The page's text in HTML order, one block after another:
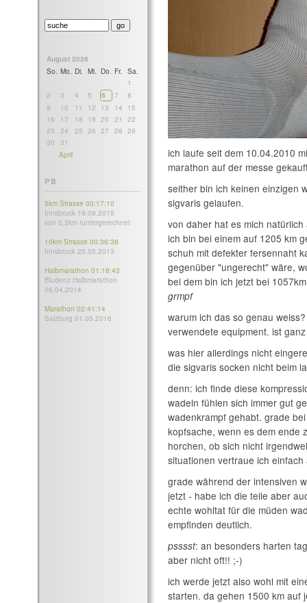
August 2026
So. Mo. Di. Mi. Do. Fr.
Sa.
1
2
3 4 5 6 7
8
9
10 11 12 13 14
15
16
17 18 19 20 21
22
23
24 25 26 27 28 29
30
31
April
PB
5km Strasse 00:17:10
Innsbruck 19.09.2015
von 5,2km runtergerechnet
10km Strasse 00:36:38
Innsbruck 25.05.2013
Halbmarathon 01:18:43
Bludenz Halbmarathon
06.04.2014
Marathon 02:41:14
Salzburg 01.05.2016
ich laufe seit dem 10.04.2010
marathon auf der messe
seither bin ich keinen einzigen
sigvaris gelaufen.
von daher hat es mich
ich bin bei einem auf 1205 km
schuh mit defekter fersennaht
gegenüber "ungerecht" wäre,
bei dem bin ich jetzt bei
grmpf
warum ich das so genau
verwendete equipment. ist
was hier allerdings nicht
die sigvaris socken nicht beim
denn: ich finde diese
wadeln fühlen sich immer gut
wadenkrampf gehabt. grade
kopfsache, wenn es dem ende
horchen, ob sich nicht
situationen vertraue ich
grade während der intensiven
jetzt - habe ich die teile aber
echte wohltat für die müden
empfinden deutlich.
psssst: an besonders harten
aber nicht oft!! ;-)
ich werde jetzt also wohl mit
starten. da gehen 1500 km auf